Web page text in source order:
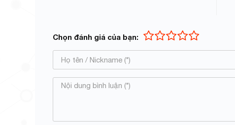
Chọn đánh giá của bạn: